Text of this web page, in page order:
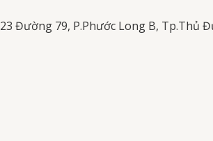
23 Đường 79, P.Phước Long B, Tp.Thủ